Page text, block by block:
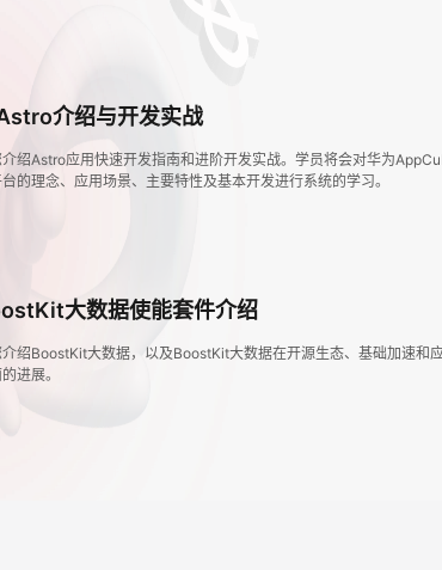
介绍与开发实战
绍Astro应用快速开发指南和进阶开发实战。学员将会对华为
的理念、应用场景、主要特性及基本开发进行系统的学习。
大数据使能套件介绍
绍BoostKit大数据，以及BoostKit大数据在开源生态、基础加速和
进展。